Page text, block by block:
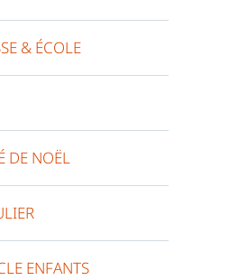
& ÉCOLE
DE NOËL
ENFANTS